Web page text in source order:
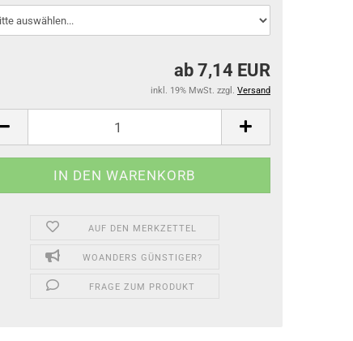
ab 7,14 EUR
inkl. 19% MwSt. zzgl. Versand
AUF DEN MERKZETTEL
WOANDERS GÜNSTIGER?
FRAGE ZUM PRODUKT